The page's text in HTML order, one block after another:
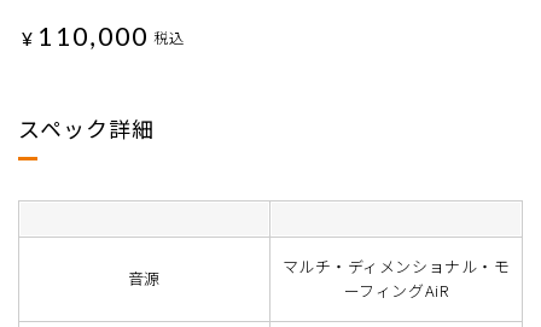
¥ 110,000 税込
スペック詳細
音源
マルチ・ディメンショナル・モ
ーフィングAiR